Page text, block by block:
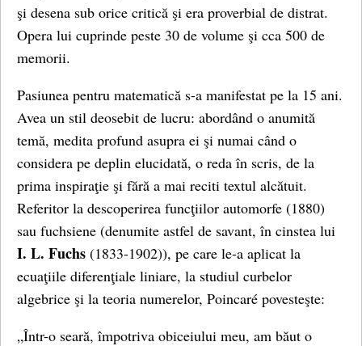
şi desena sub orice critică şi era proverbial de distrat.
Opera lui cuprinde peste 30 de volume şi cca 500 de
memorii.
Pasiunea pentru matematică s-a manifestat pe la 15 ani.
Avea un stil deosebit de lucru: abordând o anumită
temă, medita profund asupra ei şi numai când o
considera pe deplin elucidată, o reda în scris, de la
prima inspiraţie şi fără a mai reciti textul alcătuit.
Referitor la descoperirea funcţiilor automorfe (1880)
sau fuchsiene (denumite astfel de savant, în cinstea lui
I. L. Fuchs (1833-1902)), pe care le-a aplicat la
ecuaţiile diferenţiale liniare, la studiul curbelor
algebrice şi la teoria numerelor, Poincaré povesteşte:
„Într-o seară, împotriva obiceiului meu, am băut o